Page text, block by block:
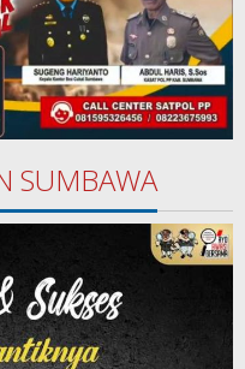
SUMBAWA